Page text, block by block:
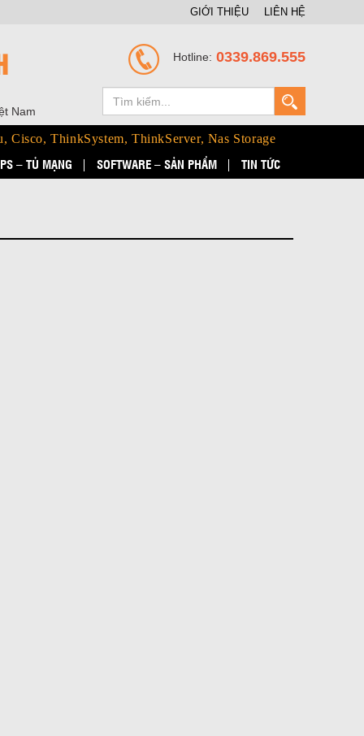
GIỚI THIỆU LIÊN HỆ
Nam
Hotline: 0339.869.555
ThinkSystem, ThinkServer, Nas Storage
– TỦ MẠNG SOFTWARE – SẢN PHẨM TIN TỨC